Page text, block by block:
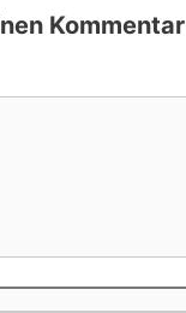
Kommentar